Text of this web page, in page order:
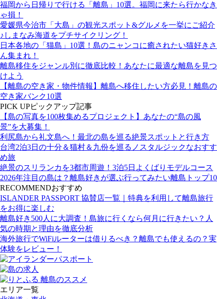
福岡から日帰りで行ける「離島」10選。福岡に来たら行かなき
ゃ損！
愛媛県今治市「大島」の観光スポット&グルメを一挙にご紹介
♪しまなみ海道をプチサイクリング！
日本各地の「猫島」10選！島のニャンコに癒されたい猫好きさ
ん集まれ！
離島移住をジャンル別に徹底比較！あなたに最適な離島を見つ
けよう
【離島の空き家・物件情報】離島へ移住したい方必見！離島の
空き家バンク10選
PICK UPピックアップ記事
【島の写真を100枚集めるプロジェクト】あなたの“島の風
景”を大募集！
利尻島から礼文島へ！最北の島を巡る絶景スポットと行き方
台湾2泊3日の十分＆猫村＆九份を巡るノスタルジックなおすす
め旅
絶景のスリランカを3都市周遊！3泊5日よくばりモデルコース
2026年注目の島は？離島好きが選ぶ行ってみたい離島トップ10
RECOMMENDおすすめ
ISLANDER PASSPORT 協賛店一覧｜特典を利用して離島旅行
をお得に楽しむ
離島好き500人に大調査！島旅に行くなら何月に行きたい？人
気の時期と理由を徹底分析
海外旅行でWiFiルーターは借りるべき？離島でも使えるの？実
体験をレビュー！
エリア一覧